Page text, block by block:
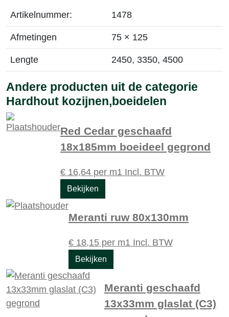
Artikelnummer: 1478
Afmetingen 75 × 125
Lengte 2450, 3350, 4500
Andere producten uit de categorie
Hardhout kozijnen,boeidelen
Red Cedar geschaafd
18x185mm boeideel gegrond
€ 16,64 per m1 Incl. BTW
Bekijken
Meranti ruw 80x130mm
€ 18,15 per m1 Incl. BTW
Bekijken
Meranti geschaafd
13x33mm glaslat (C3)